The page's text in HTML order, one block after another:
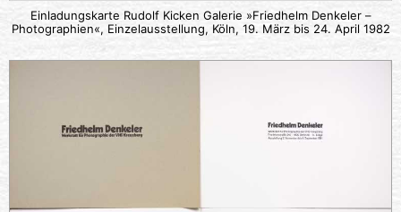
Einladungskarte Rudolf Kicken Galerie »Friedhelm Denkeler –
Photographien«, Einzelausstellung, Köln, 19. März bis 24. April 1982